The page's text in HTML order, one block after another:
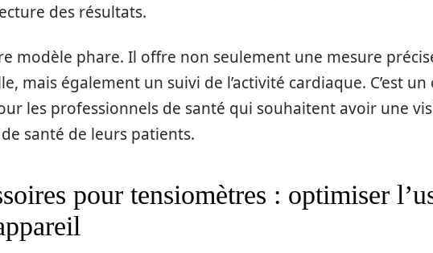
des résultats.
modèle phare. Il offre non seulement une mesure
mais également un suivi de l’activité cardiaque. C’est
les professionnels de santé qui souhaitent avoir une
santé de leurs patients.
pour tensiomètres : optimiser